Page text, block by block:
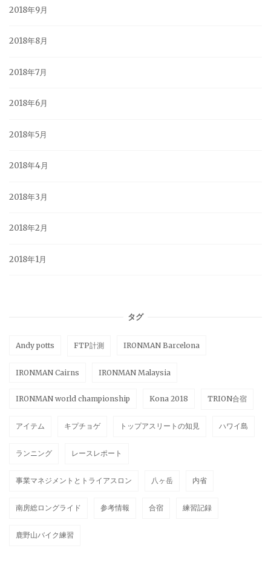
2018年9月
2018年8月
2018年7月
2018年6月
2018年5月
2018年4月
2018年3月
2018年2月
2018年1月
タグ
Andy potts FTP計測 IRONMAN Barcelona
IRONMAN Cairns IRONMAN Malaysia
IRONMAN world championship Kona 2018 TRION合宿
アイテム キプチョゲ トップアスリートの知見 ハワイ島
ランニング レースレポート
事業マネジメントとトライアスロン 八ヶ岳 内省
南房総ロングライド 参考情報 合宿 練習記録
鹿野山バイク練習